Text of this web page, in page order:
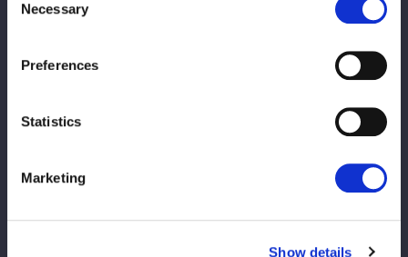
Selection
Necessary
Preferences
Statistics
Marketing
Show details
selben Tag] 13.09. Niigata-Turnier, 14.09.
Ishikawa-Turnier, 15.09. Nagano-Turnier
[Ausverkauft] 7.4 „Die Must-Have-App
Turnier